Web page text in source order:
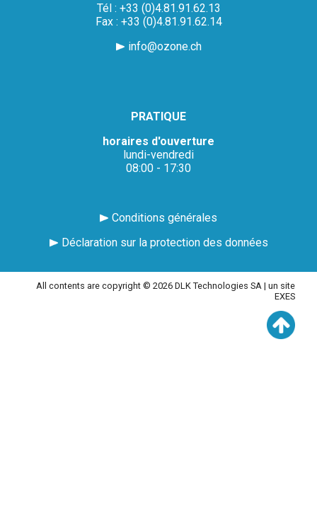
Tél : +33 (0)4.81.91.62.13
Fax : +33 (0)4.81.91.62.14
info@ozone.ch
PRATIQUE
horaires d'ouverture
lundi-vendredi
08:00 - 17:30
Conditions générales
Déclaration sur la protection des données
All contents are copyright © 2026 DLK Technologies SA | un site
EXES